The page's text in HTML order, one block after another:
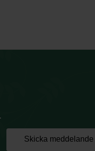
Skicka meddelande